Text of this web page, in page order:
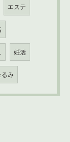
エステ
妊活
るみ